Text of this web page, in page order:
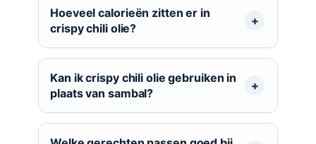
Hoeveel calorieën zitten er in
crispy chili olie?
Kan ik crispy chili olie gebruiken in
plaats van sambal?